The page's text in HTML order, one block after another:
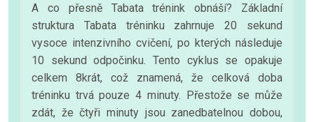
A co přesně Tabata trénink obnáší? Základní
struktura Tabata tréninku zahrnuje 20 sekund
vysoce intenzivního cvičení, po kterých následuje
10 sekund odpočinku. Tento cyklus se opakuje
celkem 8krát, což znamená, že celková doba
tréninku trvá pouze 4 minuty. Přestože se může
zdát, že čtyři minuty jsou zanedbatelnou dobou,